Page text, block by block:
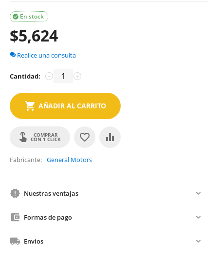
En stock

$5,624
Realice una consulta
Cantidad: +
−
AÑADIR AL CARRITO
COMPRAR
CON 1 CLICK
Fabricante General Motors
Nuestras ventajas
Formas de pago
Envíos